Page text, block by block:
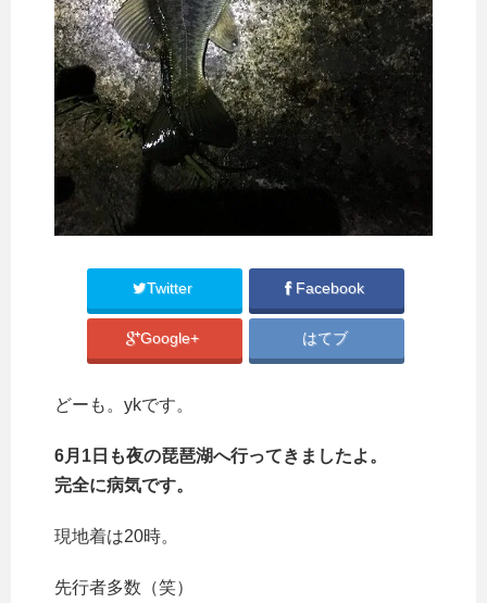
Twitter Facebook
Google+ はてブ
どーも。ykです。
6月1日も夜の琵琶湖へ行ってきましたよ。
完全に病気です。
現地着は20時。
先行者多数（笑）